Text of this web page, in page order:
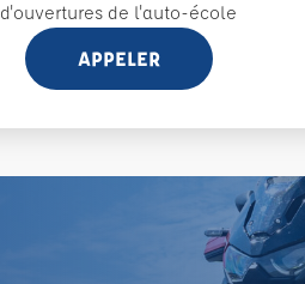
d'ouvertures de l'auto-école
APPELER